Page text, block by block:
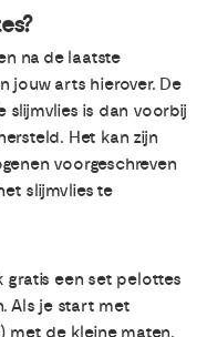
na de laatste
jouw arts hierover. De
slijmvlies is dan voorbij
Het kan zijn
voorgeschreven
slijmvlies te
gratis een set pelottes
Als je start met